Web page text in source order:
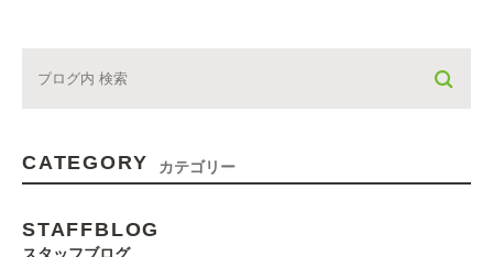
CATEGORY カテゴリー
STAFFBLOG